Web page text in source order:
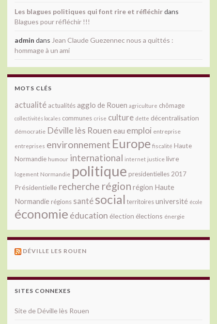
Les blagues politiques qui font rire et réfléchirdans
Blagues pour réfléchir !!!
admin dans Jean Claude Guezennec nous a quittés :
hommage à un ami
MOTS CLÉS
actualité actualitésagglo de Rouen agriculture chômage
collectivités locales communes crise culture dette décentralisation
démocratie Déville lès Rouen eau emploi entreprise
entreprises environnement Europe fiscalité Haute
Normandie humour international internet justice livre
logement Normandie politique presidentielles 2017
Présidentielle recherche région région Haute
Normandie régions santésocial territoiresuniversité école
économie éducation élection élections énergie
DÉVILLE LES ROUEN
SITES CONNEXES
Site de Déville lès Rouen